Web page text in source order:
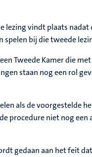
lezing vindt plaats
spelen bij die tweede
Tweede Kamer die
staan nog een rol
als de
procedure niet nog
gedaan aan het feit